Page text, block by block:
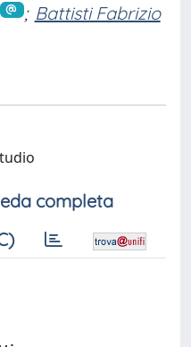
; Battisti Fabrizio
completa